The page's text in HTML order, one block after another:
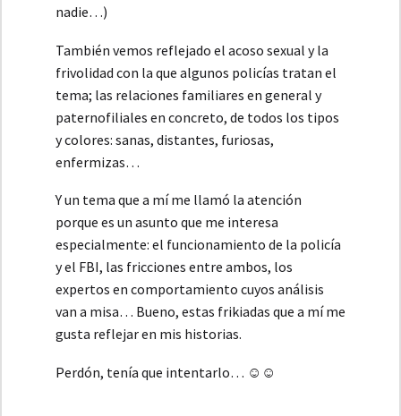
nadie…)
También vemos reflejado el acoso sexual y la
frivolidad con la que algunos policías tratan el
tema; las relaciones familiares en general y
paternofiliales en concreto, de todos los tipos
y colores: sanas, distantes, furiosas,
enfermizas…
Y un tema que a mí me llamó la atención
porque es un asunto que me interesa
especialmente: el funcionamiento de la policía
y el FBI, las fricciones entre ambos, los
expertos en comportamiento cuyos análisis
van a misa… Bueno, estas frikiadas que a mí me
gusta reflejar en mis historias.
Perdón, tenía que intentarlo… ☺☺